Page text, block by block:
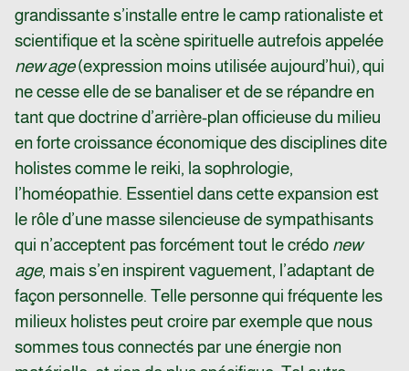
grandissante s’installe entre le camp rationaliste et
scientifique et la scène spirituelle autrefois appelée
new age(expression moins utilisée aujourd’hui),qui
ne cesse elle de se banaliser et de se répandre en
tant que doctrine d’arrière-plan officieuse du milieu
en forte croissance économique des disciplines dite
holistes comme le reiki, la sophrologie,
l’homéopathie. Essentiel dans cette expansion est
le rôle d’une masse silencieuse de sympathisants
qui n’acceptent pas forcément tout le crédo new
age, mais s’en inspirent vaguement, l’adaptant de
façon personnelle. Telle personne qui fréquente les
milieux holistes peut croire par exemple que nous
sommes tous connectés par une énergie non